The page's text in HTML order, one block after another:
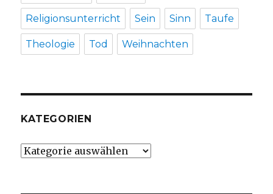
Religionsunterricht Sein Sinn Taufe
Theologie Tod Weihnachten
KATEGORIEN
Kategorien